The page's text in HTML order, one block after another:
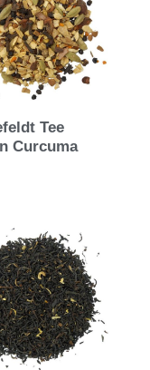
Tee
Curcuma